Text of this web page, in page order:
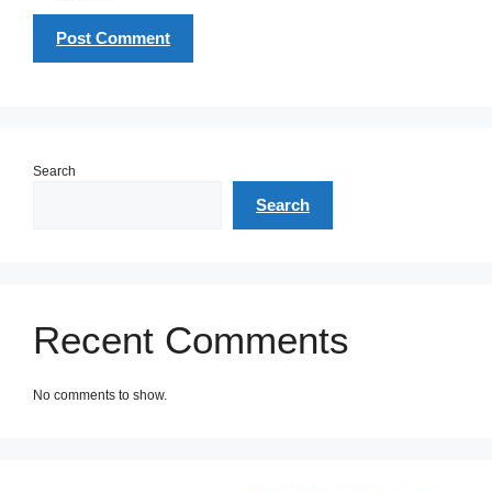
Search
Search
Recent Comments
No comments to show.